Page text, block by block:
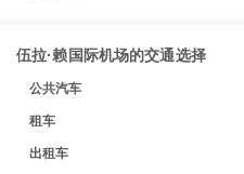
伍拉·赖国际机场的交通选择
公共汽车
租车
出租车